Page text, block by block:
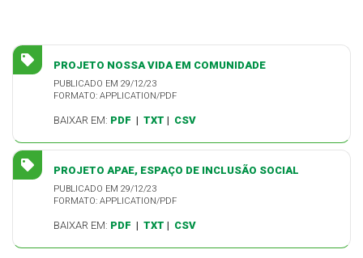
PROJETO NOSSA VIDA EM COMUNIDADE
PUBLICADO EM 29/12/23
FORMATO: APPLICATION/PDF
BAIXAR EM: PDF | TXT | CSV
PROJETO APAE, ESPAÇO DE INCLUSÃO SOCIAL
PUBLICADO EM 29/12/23
FORMATO: APPLICATION/PDF
BAIXAR EM: PDF | TXT | CSV